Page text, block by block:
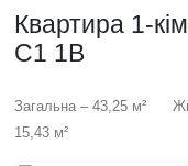
Квартира 1-
C1 1B
Загальна – 43,25 м²
15,43 м²